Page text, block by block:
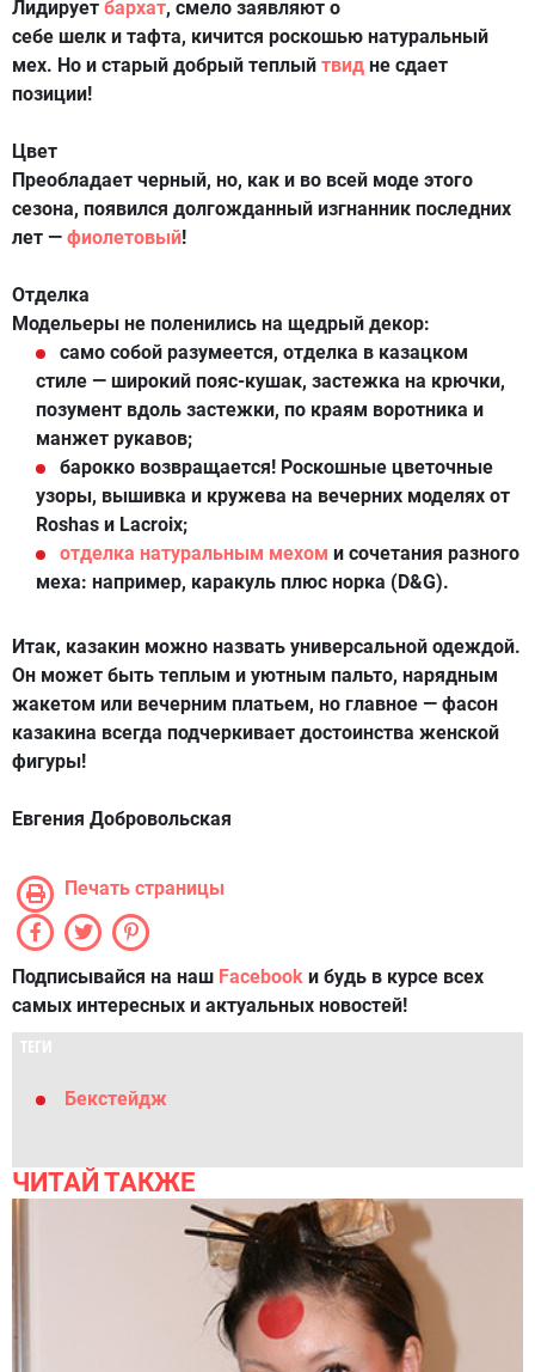
Лидирует бархат, смело заявляют о
себе шелк и тафта, кичится роскошью натуральный
мех. Но и старый добрый теплый твид не сдает
позиции!
Цвет
Преобладает черный, но, как и во всей моде этого
сезона, появился долгожданный изгнанник последних
лет — фиолетовый!
Отделка
Модельеры не поленились на щедрый декор:
само собой разумеется, отделка в казацком
стиле — широкий пояс-кушак, застежка на крючки,
позумент вдоль застежки, по краям воротника и
манжет рукавов;
барокко возвращается! Роскошные цветочные
узоры, вышивка и кружева на вечерних моделях от
Roshas и Lacroix;
отделка натуральным мехом и сочетания разного
меха: например, каракуль плюс норка (D&G).
Итак, казакин можно назвать универсальной одеждой.
Он может быть теплым и уютным пальто, нарядным
жакетом или вечерним платьем, но главное — фасон
казакина всегда подчеркивает достоинства женской
фигуры!
Евгения Добровольская
Печать страницы
Подписывайся на наш Facebook и будь в курсе всех
самых интересных и актуальных новостей!
ТЕГИ
Бекстейдж
ЧИТАЙ ТАКЖЕ